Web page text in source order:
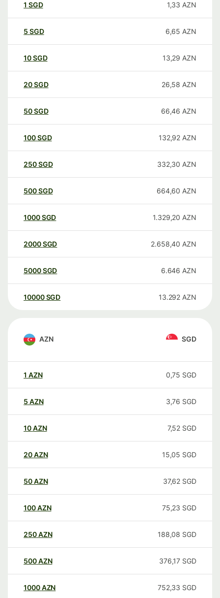
1 SGD 1,33 AZN
5 SGD 6,65 AZN
10SGD 13,29 AZN
20SGD 26,58 AZN
50SGD 66,46 AZN
100SGD 132,92 AZN
250SGD 332,30 AZN
500SGD 664,60 AZN
1000SGD 1.329,20 AZN
2000SGD 2.658,40 AZN
5000SGD 6.646 AZN
10000 SGD 13.292 AZN
AZN SGD
1 AZN 0,75 SGD
5 AZN 3,76 SGD
10AZN 7,52 SGD
20AZN 15,05 SGD
50AZN 37,62 SGD
100AZN 75,23 SGD
250AZN 188,08 SGD
500AZN 376,17 SGD
1000AZN 752,33 SGD